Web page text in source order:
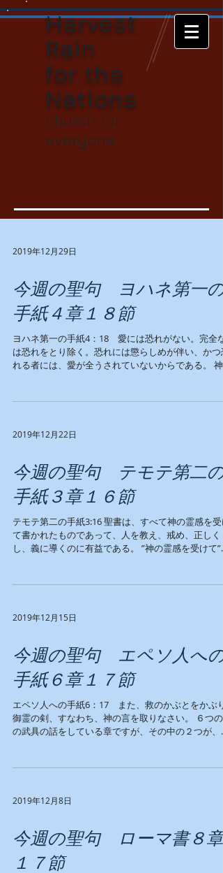
Harvest
Rain
for the
Nations
church for
everyone
2019年12月29日
今週の聖句 ヨハネ第一の
手紙４章１８節
ヨハネ第一の手紙4：18 愛には恐れがない。完全な
は恐れをとり除く。恐れには懲らしめが伴い、かつ恐
れる者には、愛が全うされていないからである。 神
ません。恐れがあるときには、...
2019年12月22日
今週の聖句 テモテ第二の
手紙３章１６節
テモテ第二の手紙3:16 聖書は、すべて神の霊感を受
て書かれたものであって、人を教え、戒め、正しく
し、義に導くのに有益である。 ”神の霊感を受けて”
聖句が、人が自分の意志で書...
2019年12月15日
今週の聖句 エペソ人への
手紙６章１７節
エペソ人への手紙6：17 また、救のかぶとをかぶり
御霊の剣、すなわち、神の言を取りなさい。 ６つの
の武具の話をしている章ですが、その中の２つが、救
あります。 救いのかぶと：...
2019年12月8日
今週の聖句 ローマ書８章
１７節